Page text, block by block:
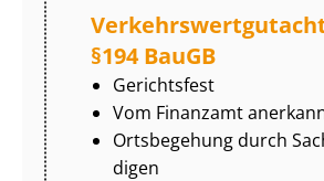
§194 BauGB
Gerichtsfest
Vom Finanzamt
Ortsbegehung durch
di­gen